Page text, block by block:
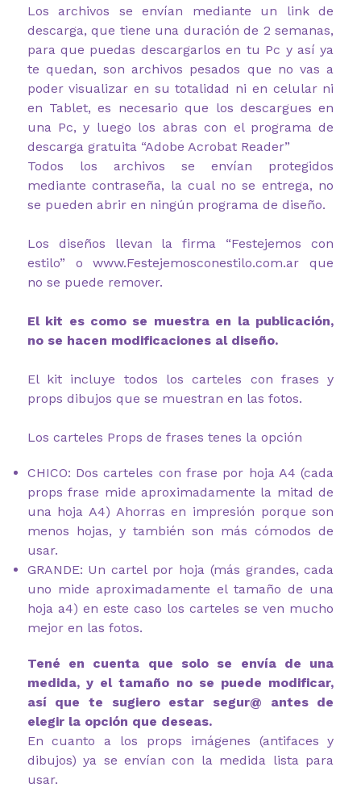
Los archivos se envían mediante un link de
descarga, que tiene una duración de 2 semanas,
para que puedas descargarlos en tu Pc y así ya
te quedan, son archivos pesados que no vas a
poder visualizar en su totalidad ni en celular ni
en Tablet, es necesario que los descargues en
una Pc, y luego los abras con el programa de
descarga gratuita “Adobe Acrobat Reader”
Todos los archivos se envían protegidos
mediante contraseña, la cual no se entrega, no
se pueden abrir en ningún programa de diseño.
Los diseños llevan la firma “Festejemos con
estilo” o www.Festejemosconestilo.com.ar que
no se puede remover.
El kit es como se muestra en la publicación,
no se hacen modificaciones al diseño.
El kit incluye todos los carteles con frases y
props dibujos que se muestran en las fotos.
Los carteles Props de frases tenes la opción
CHICO: Dos carteles con frase por hoja A4 (cada
props frase mide aproximadamente la mitad de
una hoja A4) Ahorras en impresión porque son
menos hojas, y también son más cómodos de
usar.
GRANDE: Un cartel por hoja (más grandes, cada
uno mide aproximadamente el tamaño de una
hoja a4) en este caso los carteles se ven mucho
mejor en las fotos.
Tené en cuenta que solo se envía de una
medida, y el tamaño no se puede modificar,
así que te sugiero estar segur@ antes de
elegir la opción que deseas.
En cuanto a los props imágenes (antifaces y
dibujos) ya se envían con la medida lista para
usar.